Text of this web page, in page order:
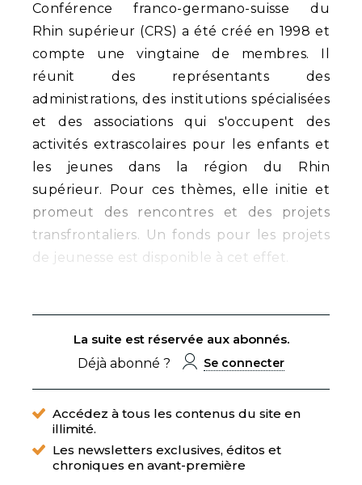
Conférence franco-germano-suisse du
Rhin supérieur (CRS) a été créé en 1998 et
compte une vingtaine de membres. Il
réunit des représentants des
administrations, des institutions spécialisées
et des associations qui s'occupent des
activités extrascolaires pour les enfants et
les jeunes dans la région du Rhin
supérieur. Pour ces thèmes, elle initie et
promeut des rencontres et des projets
transfrontaliers. Un fonds pour les projets
de jeunesse est disponible à cet effet.
La suite est réservée aux abonnés.
Déjà abonné ?
Se connecter
Accédez à tous les contenus du site en
illimité.
Les newsletters exclusives, éditos et
chroniques en avant-première